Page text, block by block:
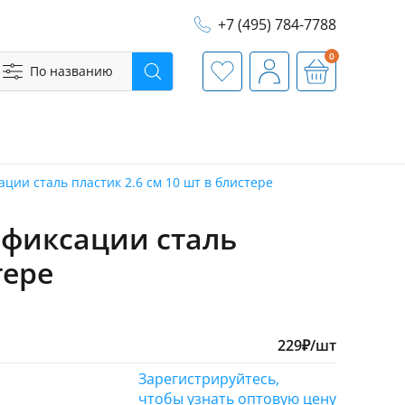
+7 (495) 784-7788
По названию Поиск ИзбранноеПрофильКорзина
0
сталь пластик 2.6 см 10 шт в блистере
сталь
229₽/шт
Зарегистрируйтесь,
чтобы узнать оптовую цену